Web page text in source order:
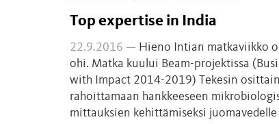
Top expertise in India
22.9.2016 — Hieno Intian matkaviikko
ohi. Matka kuului Beam-projektissa
with Impact 2014-2019) Tekesin osittain
rahoittamaan hankkeeseen
mittauksien kehittämiseksi juomavedelle